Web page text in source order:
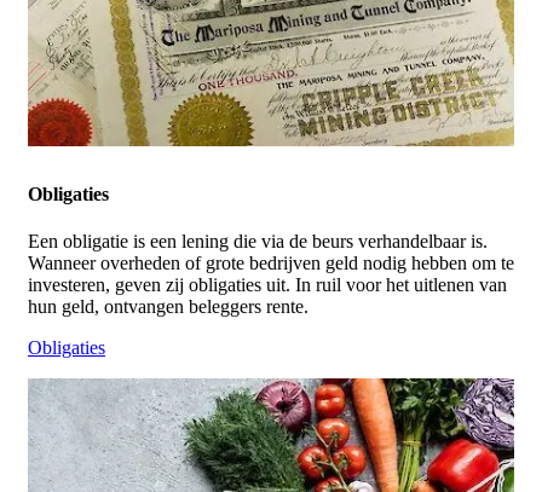
Obligaties
Een obligatie is een lening die via de beurs verhandelbaar is.
Wanneer overheden of grote bedrijven geld nodig hebben om te
investeren, geven zij obligaties uit. In ruil voor het uitlenen van
hun geld, ontvangen beleggers rente.
Obligaties